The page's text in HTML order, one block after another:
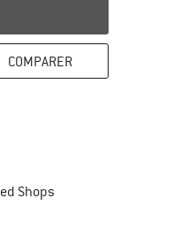
COMPARER
informations de
ShopsTrouve toutes les